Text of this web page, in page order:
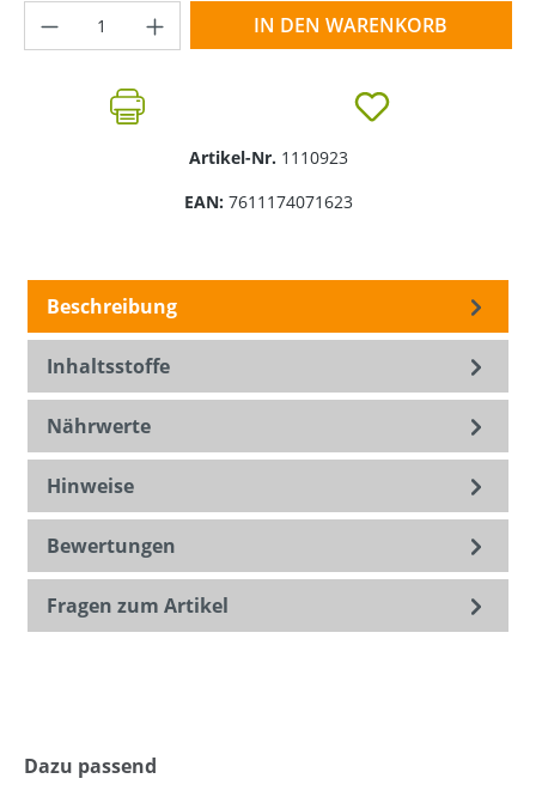
Produkt Anzahl: Gib den gewünschten
IN DEN WARENKORB
Artikel-Nr. 1110923
EAN: 7611174071623
Beschreibung
Inhaltsstoffe
Nährwerte
Hinweise
Bewertungen
Fragen zum Artikel
Dazu passend